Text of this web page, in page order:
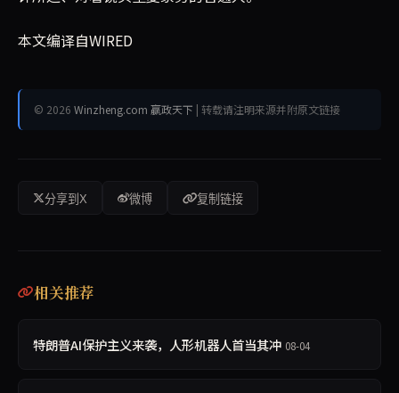
本文编译自WIRED
© 2026 Winzheng.com 赢政天下 | 转载请注明来源并附原文链接
分享到X 微博 复制链接
相关推荐
特朗普AI保护主义来袭，人形机器人首当其冲 08-04